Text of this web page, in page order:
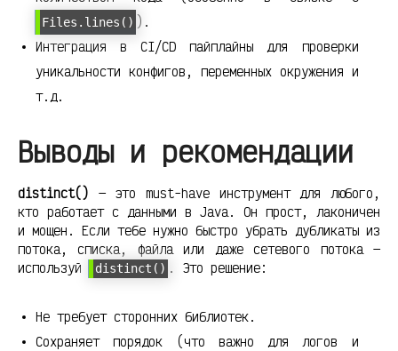
Files.lines() ).
Интеграция в CI/CD пайплайны для проверки
уникальности конфигов, переменных окружения и
т.д.
Выводы и рекомендации
distinct() — это must-have инструмент для любого,
кто работает с данными в Java. Он прост, лаконичен
и мощен. Если тебе нужно быстро убрать дубликаты из
потока, списка, файла или даже сетевого потока —
используй
distinct() . Это решение:
Не требует сторонних библиотек.
Сохраняет порядок (что важно для логов и